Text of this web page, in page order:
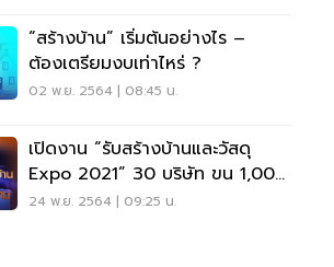
“สร้างบ้าน” เริ่มต้นอย่างไร –
ต้องเตรียมงบเท่าไหร่ ?
02 พ.ย. 2564 | 08:45 น.
เปิดงาน “รับสร้างบ้านและวัสดุ
Expo 2021” 30 บริษัท ขน 1,000
แบบบ้าน กระทุ้งยอด
24 พ.ย. 2564 | 09:25 น.